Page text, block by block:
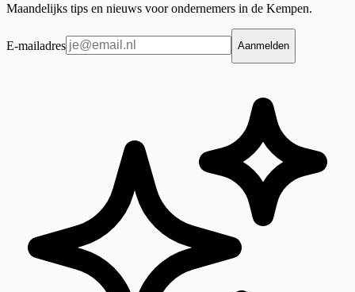
Maandelijks tips en nieuws voor ondernemers in de Kempen.
E-mailadres Aanmelden